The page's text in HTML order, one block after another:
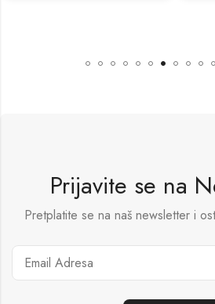
Prijavite se na
Pretplatite se na naš newsletter i